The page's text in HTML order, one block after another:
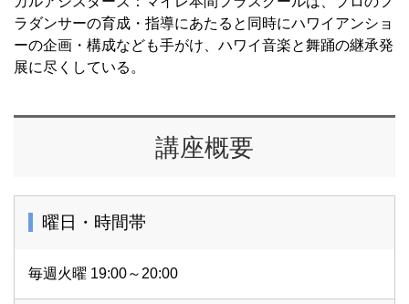
ラダンサーの育成・指導にあたると同時にハワイアンショ
ーの企画・構成なども手がけ、ハワイ音楽と舞踊の継承発
展に尽くしている。
講座概要
曜日・時間帯
毎週火曜 19:00～20:00